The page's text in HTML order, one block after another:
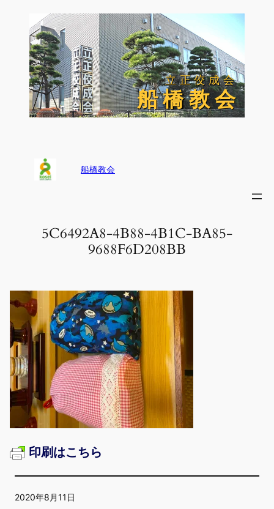
立正佼成会
立正佼成会
船 橋 教 会
船 橋 教 会
船橋教会
5C6492A8-4B88-4B1C-BA85-
9688F6D208BB
印刷はこちら
2020年8月11日